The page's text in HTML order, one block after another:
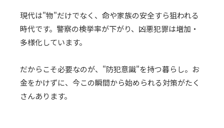
現代は"物"だけでなく、命や家族の安全すら狙われる
時代です。警察の検挙率が下がり、凶悪犯罪は増加・
多様化しています。
だからこそ必要なのが、"防犯意識"を持つ暮らし。お
金をかけずに、今この瞬間から始められる対策がたく
さんあります。